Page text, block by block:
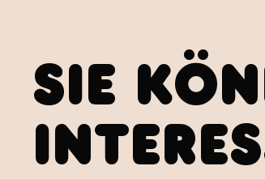
SIE